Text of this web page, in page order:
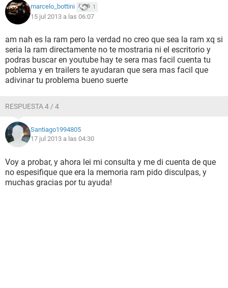
marcelo_bottini 1
15 jul 2013 a las 06:07
am nah es la ram pero la verdad no creo que sea la ram xq si
seria la ram directamente no te mostraria ni el escritorio y
podras buscar en youtube hay te sera mas facil cuenta tu
poblema y en trailers te ayudaran que sera mas facil que
adivinar tu problema bueno suerte
RESPUESTA 4 / 4
Santiago1994805
17 jul 2013 a las 04:30
Voy a probar, y ahora lei mi consulta y me di cuenta de que
no espesifique que era la memoria ram pido disculpas, y
muchas gracias por tu ayuda!